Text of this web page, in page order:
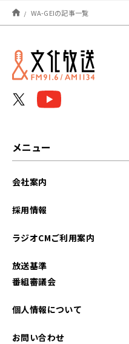
2022年01月
2021年12月
2021年03月
WA-GEIの記事一覧
メニュー
会社案内
採用情報
ラジオCMご利用案内
放送基準
番組審議会
個人情報について
お問い合わせ